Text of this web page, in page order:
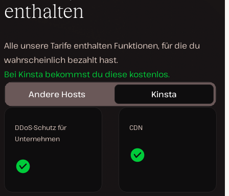
enthalten
Alle unsere Tarife enthalten Funktionen, für die du
wahrscheinlich bezahlt hast.
Bei Kinsta bekommst du diese kostenlos.
Kinsta
Andere Hosts
DDoS-Schutz für
Unternehmen
CDN